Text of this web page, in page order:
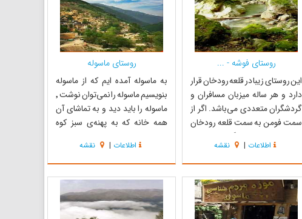
روستای فوشه - ...
این روستای زیبا در قلعه رودخان قرار
دارد و هر ساله میزبان مسافران و
گردشگران متعددی می‌باشد. اگر از
سمت فومن به سمت قلعه رودخان
به راه بیفتید بعد از گذشت از بازار
قلعه رودخان به تابلویی با عنوان
روستای فوشه میرسید که نظر هر
گردشگری را جلب مینماید. این
روستا دارای چشم انداز‌های طبیعی
...
اطلاعات | نقشه
روستای ماسوله
به ماسوله آمده ایم که از ماسوله
بنویسیم ماسوله را نمی‌توان نوشت ٬
ماسوله را باید دید و به تماشای آن
همه خانه که به پهنه‌ی سبز کوه
فیلم باید ساخت ، شعر باید گفت .
سهـراب سپهـری واژه ماسوله در زبان
پهلوی بصورت ماه سول...
اطلاعات | نقشه